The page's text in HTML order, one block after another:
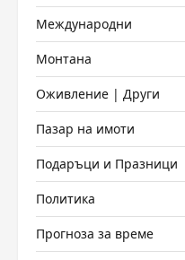
Международни
Монтана
Оживление | Други
Пазар на имоти
Подаръци и Празници
Политика
Прогноза за време